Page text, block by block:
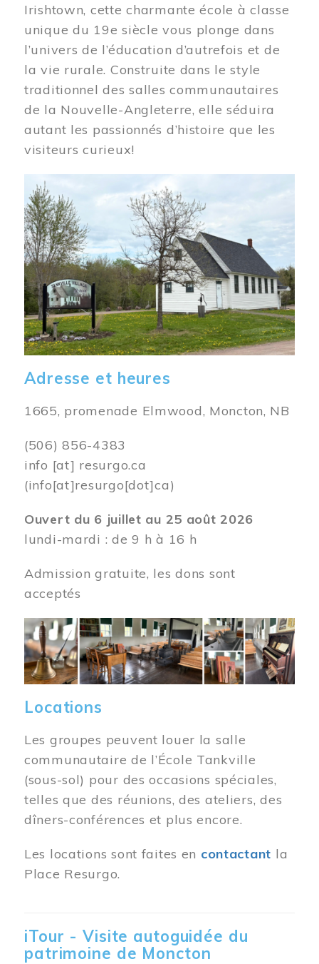
Irishtown, cette charmante école à classe
unique du 19e siècle vous plonge dans
l’univers de l’éducation d’autrefois et de
la vie rurale. Construite dans le style
traditionnel des salles communautaires
de la Nouvelle-Angleterre, elle séduira
autant les passionnés d’histoire que les
visiteurs curieux!
Image
Adresse et heures
1665, promenade Elmwood, Moncton, NB
(506) 856-4383
info [at] resurgo.ca
(info[at]resurgo[dot]ca)
Ouvert du 6 juillet au 25 août 2026
lundi-mardi : de 9 h à 16 h
Admission gratuite, les dons sont
acceptés
Image
Locations
Les groupes peuvent louer la salle
communautaire de l’École Tankville
(sous-sol) pour des occasions spéciales,
telles que des réunions, des ateliers, des
dîners-conférences et plus encore.
Les locations sont faites en contactant la
Place Resurgo.
iTour - Visite autoguidée du
patrimoine de Moncton